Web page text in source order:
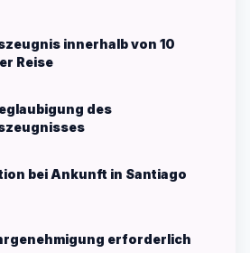
innerhalb von 10
Reise
des
bei Ankunft in Santiago
erforderlich